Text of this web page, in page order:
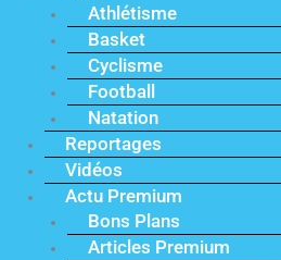
Athlétisme
Basket
Cyclisme
Football
Natation
Reportages
Vidéos
Actu Premium
Bons Plans
Articles Premium